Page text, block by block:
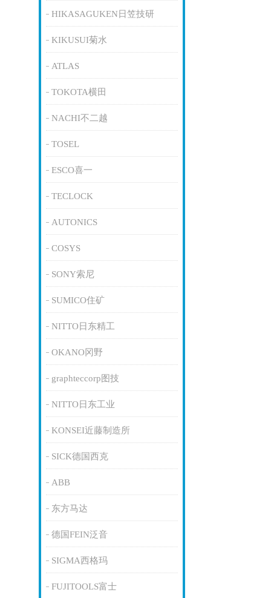
HIKASAGUKEN日笠技研
KIKUSUI菊水
ATLAS
TOKOTA横田
NACHI不二越
TOSEL
ESCO喜一
TECLOCK
AUTONICS
COSYS
SONY索尼
SUMICO住矿
NITTO日东精工
OKANO冈野
graphteccorp图技
NITTO日东工业
KONSEI近藤制造所
SICK德国西克
ABB
东方马达
德国FEIN泛音
SIGMA西格玛
FUJITOOLS富士